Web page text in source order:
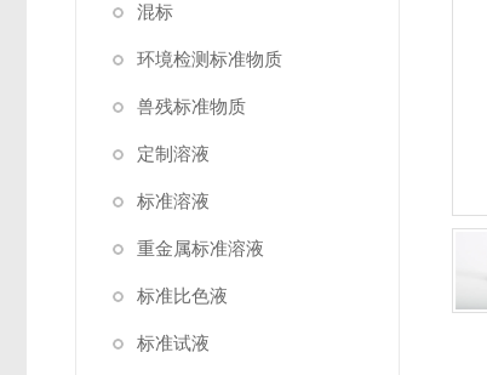
混标
环境检测标准物质
兽残标准物质
定制溶液
标准溶液
重金属标准溶液
标准比色液
标准试液